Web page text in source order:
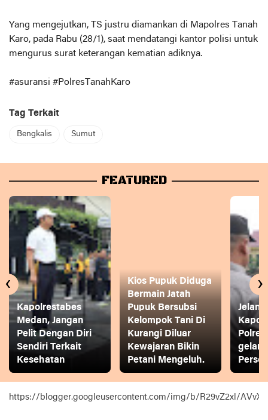
Yang mengejutkan, TS justru diamankan di Mapolres Tanah
Karo, pada Rabu (28/1), saat mendatangi kantor polisi untuk
mengurus surat keterangan kematian adiknya.
#asuransi #PolresTanahKaro
Tag Terkait
Bengkalis Sumut
FEATURED
Kapolrestabes
Medan, Jangan
Pelit Dengan Diri
Sendiri Terkait
Kesehatan
Kios Pupuk Diduga
Bermain Jatah
Pupuk Bersubsi
Kelompok Tani Di
Kurangi Diluar
Kewajaran Bikin
Petani Mengeluh.
gelar
‹ ›
https://blogger.googleusercontent.com/img/b/R29vZ2xl/